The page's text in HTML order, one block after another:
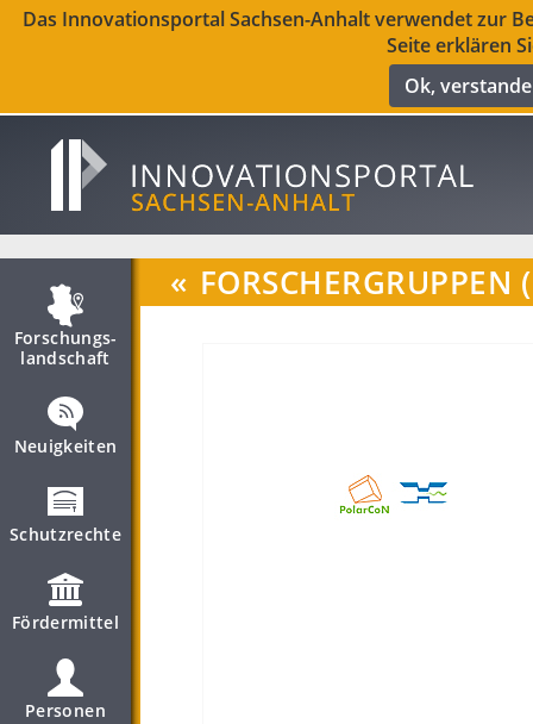
Das Innovationsportal Sachsen-Anhalt verwendet zur
Seite erklären
Ok,
Forschungs­
landschaft
Neuigkeiten
Schutzrechte
Fördermittel
Personen
« FORSCHERGRUPPEN